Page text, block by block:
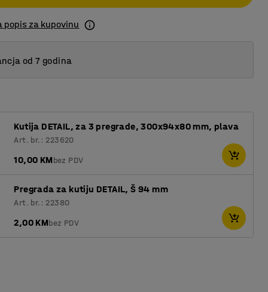
popis za kupovinu
od 7 godina
Kutija DETAIL, za 3 pregrade, 300x94x80 mm, plava
Art. br.: 223620
10,00 KMbez PDV
Pregrada za kutiju DETAIL, Š 94 mm
Art. br.: 22380
2,00 KMbez PDV